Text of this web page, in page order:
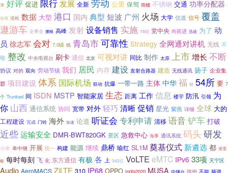
来 好评 促进 限行 发展 全新 劳动 公里 保驾 雨棚 不锈钢 交通 功率分配器
有用 巡检 数据 大型 港口 国内 典型 短波 广州 火场 大学 信道 信号 覆盖
遨游车 企事业 挪移 高峰 发射 设备销售 实施 15日 党中央 向前进 迅速 为了 动
员 徐志军 会对 7.0级 线 青岛市可靠性 Strategy 全网通对讲机 无线 不
敬 整改 中央电视台 刷卡 通信 北京 可视对讲 同比 制作 太原 上市增长 不断
协议 对的 双向 劳动节镇 我们 居民 内存 建设 发射合路器 建造 无线通讯 扬子 企业集
群 项目建设 体系 国际机场 联动 抗爆 一带一路 主体 中华 福 轻 54所 要 7
个 Trunked 间 ISDN MSTP 智能家居 生态 距离 工作 信息 楼宇 防汛 引领 为
你 山西 通信系统 协同 宽带 对外轻巧 清晰促销 星光 紫燕 详细 全球 大的
工程建设 完成 门铃 海外 加速 论道 听证会 专利申请 清移 语音铲车 打破
近些运输安全 DMR-BWT820GK 景区 急救中心 海事 通讯系统 码头研发
小米 单中继 开展 统一 构建 能源 继续 鼎桥 喻红 SL1M 奠基仪式 新遴选 都 滑雪
板 每时每刻 飞 化 东方通信 有极 各 上 342亿 VoLTE eMTC IPv6 33项 天宁区
Audio AeroMACS ZiLTE 310 IP68 OPPO India2020 MUSA 中继台 琼州 不能 频谱